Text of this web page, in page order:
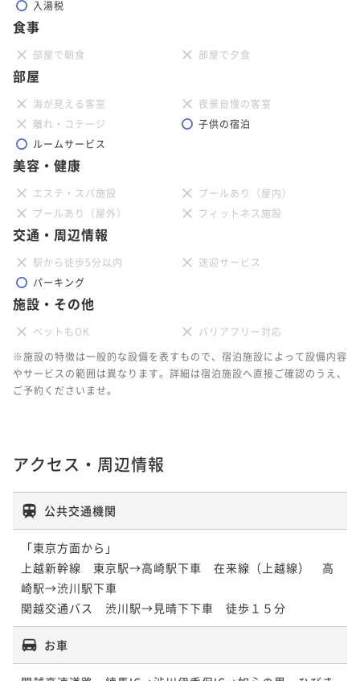
入湯税
食事
部屋で朝食 部屋で夕食
部屋
海が見える客室
夜景自慢の客室
離れ・コテージ
子供の宿泊
ルームサービス
美容・健康
エステ・スパ施設
プールあり（屋内）
プールあり（屋外）
フィットネス施設
交通・周辺情報
駅から徒歩5分以内
送迎サービス
パーキング
施設・その他
ペットもOK
バリアフリー対応
※施設の特徴は一般的な設備を表すもので、宿泊施設によって設備内容
やサービスの範囲は異なります。詳細は宿泊施設へ直接ご確認のうえ、
ご予約くださいませ。
アクセス・周辺情報
公共交通機関
「東京方面から」
上越新幹線　東京駅→高崎駅下車　在来線（上越線）　高
崎駅→渋川駅下車
お車